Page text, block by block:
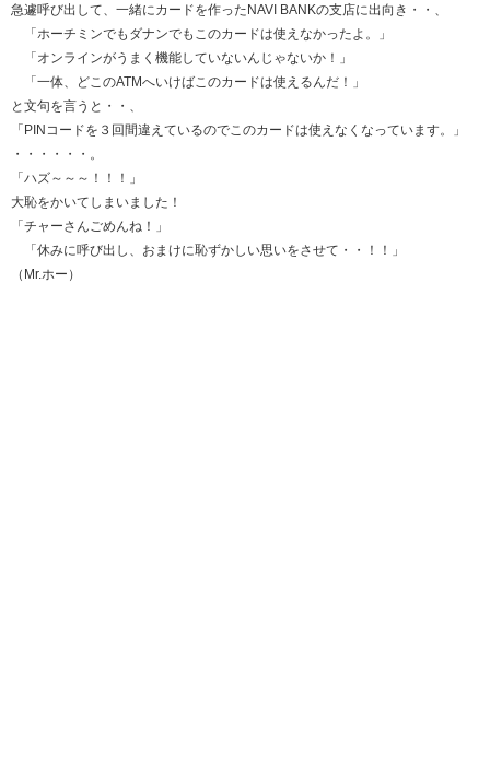
急遽呼び出して、一緒にカードを作ったNAVI BANKの支店に出向き・・、
「ホーチミンでもダナンでもこのカードは使えなかったよ。」
「オンラインがうまく機能していないんじゃないか！」
「一体、どこのATMへいけばこのカードは使えるんだ！」
と文句を言うと・・、
「PINコードを３回間違えているのでこのカードは使えなくなっています。」
・・・・・・。
「ハズ～～～！！！」
大恥をかいてしまいました！
「チャーさんごめんね！」
「休みに呼び出し、おまけに恥ずかしい思いをさせて・・！！」
（Mr.ホー）